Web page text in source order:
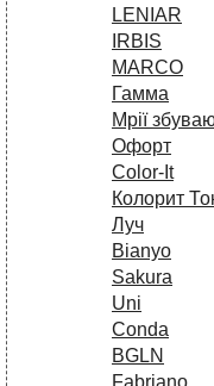
LENIAR
IRBIS
MARCO
Гамма
Мрії
Офорт
Сolor-It
Колорит
Луч
Bianyo
Sakura
Uni
Conda
BGLN
Fabriano